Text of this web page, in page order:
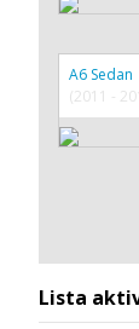
A6 Sedan
(2011 -
Lista